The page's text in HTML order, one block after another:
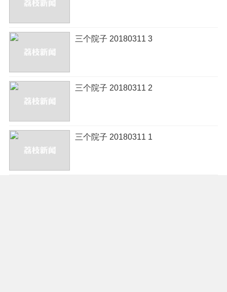
三个院子 20180311 3
三个院子 20180311 2
三个院子 20180311 1